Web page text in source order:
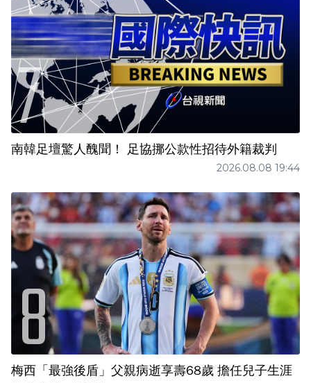
南韓足壇驚人醜聞！ 足協挪公款性招待外籍裁判
2026.08.08 19:44
梅西「最強後盾」父親病逝享壽68歲 擔任兒子生涯